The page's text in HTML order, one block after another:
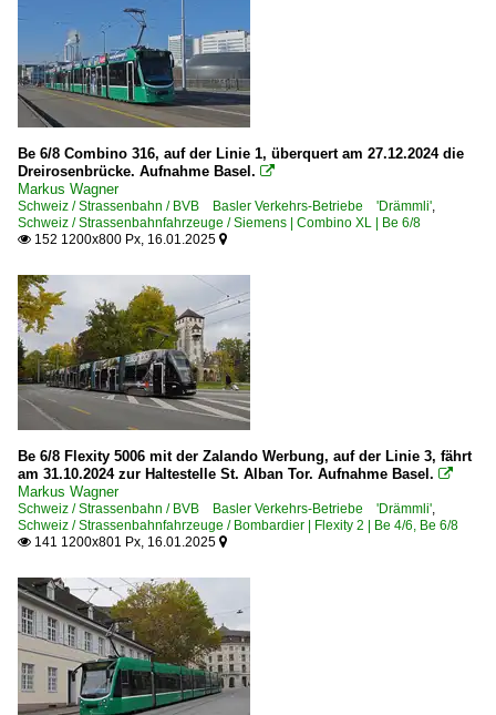
Be 6/8 Combino 316, auf der Linie 1, überquert am 27.12.2024 die
Dreirosenbrücke. Aufnahme Basel. 
Markus Wagner
Schweiz / Strassenbahn / BVB Basler Verkehrs-Betriebe 'Drämmli',
Schweiz / Strassenbahnfahrzeuge / Siemens | Combino XL | Be 6/8
 152 1200x800 Px, 16.01.2025 
Be 6/8 Flexity 5006 mit der Zalando Werbung, auf der Linie 3, fährt
am 31.10.2024 zur Haltestelle St. Alban Tor. Aufnahme Basel. 
Markus Wagner
Schweiz / Strassenbahn / BVB Basler Verkehrs-Betriebe 'Drämmli',
Schweiz / Strassenbahnfahrzeuge / Bombardier | Flexity 2 | Be 4/6, Be 6/8
 141 1200x801 Px, 16.01.2025 